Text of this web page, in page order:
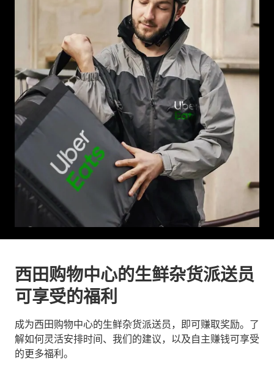
西田购物中心的生鲜杂货派送员
可享受的福利
成为西田购物中心的生鲜杂货派送员，即可赚取奖励。了
解如何灵活安排时间、我们的建议，以及自主赚钱可享受
的更多福利。